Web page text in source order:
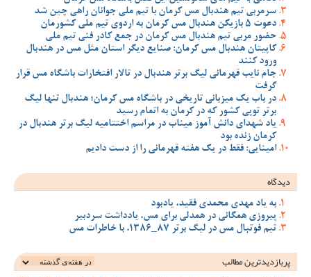
سرمربی تیم هندبال مس کرمان با تیم ملی جوانان راهی چین شد
دعوت 5 بازیکن هندبال مس کرمان به اردوی تیم ملی کشورمان
حضور مربی تیم هندبال مس کرمان در جمع کادر فنی تیم ملی
کاپیتان هندبال مس کرمان: صنایع دیگر استان مثل مس در هندبال
ورود کنند
جام نایب قهرمانی لیگ برتر هندبال در تالار افتخارات باشگاه مس قرار
گرفت
در باب یک میزبانی تاریخی در باشگاه مس کرمان؛ هندبال تنها لیگ
برتر توپی کشور که در کرمان به اتمام رسید
یاد شهدای دانش آموز میناب در مراسم اختتامیه لیگ برتر هندبال در
کرمان زنده بود
امینایی: فقط در یک هفته قهرمانی را از دست دادیم
دیدگاه
به یاد مهدی محمدی فقید، یادبود
پیروزی همگانی در همدلی برای مس، یادداشت سردبیر
تیم فوتبال مس در لیگ برتر 87_1386، با خاطرات مس
پربازدیدترین‌ مطالب